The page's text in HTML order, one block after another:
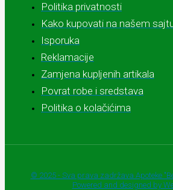
Politika privatnosti
Kako kupovati na našem
Isporuka
Reklamacije
Zamjena kupljenih artikala
Povrat robe i sredstava
Politika o kolačićima
© 2025 - Sva prava zadržava Apoteke
Powered and designed by